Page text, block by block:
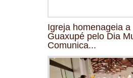
Igreja homenageia
Guaxupé pelo Dia
Comunica...